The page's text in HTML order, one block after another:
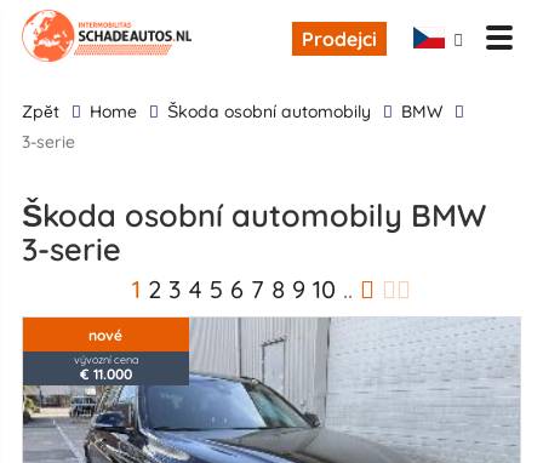
Prodejci
zpĕt Home škoda osobní automobily
BMW
3-serie
škoda osobní automobily BMW
3-serie
1 2 3 4 5 6 7 8 9 10 ..
nové
vývozní cena
€ 11.000